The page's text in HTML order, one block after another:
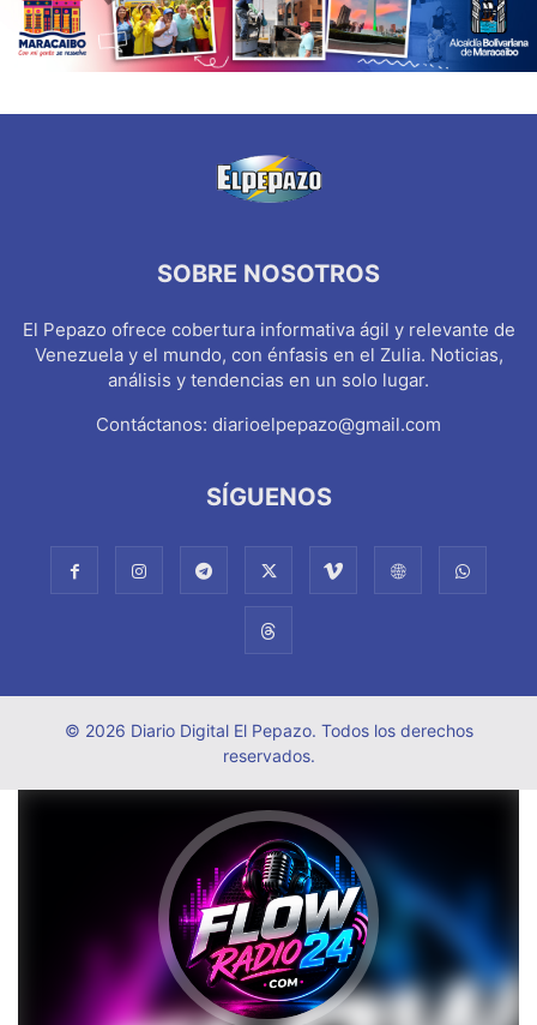
SOBRE NOSOTROS
El Pepazo ofrece cobertura informativa ágil y relevante de
Venezuela y el mundo, con énfasis en el Zulia. Noticias,
análisis y tendencias en un solo lugar.
Contáctanos: diarioelpepazo@gmail.com
SÍGUENOS
© 2026 Diario Digital El Pepazo. Todos los derechos
reservados.